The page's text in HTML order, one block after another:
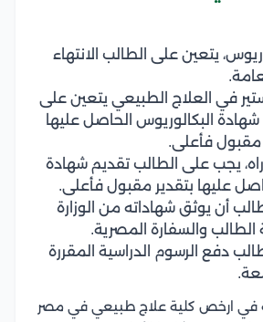
يتعين على الطالب الانتهاء
في العلاج الطبيعي يتعين على
شهادة البكالوريوس الحاصل عليها
فأعلى.
يجب على الطالب تقديم شهادة
عليها بتقدير مقبول فأعلى.
أن يوثق شهاداته من الوزارة
الطالب والسفارة المصرية.
دفع الرسوم الدراسية المقررة
في ارخص كلية علاج طبيعي في مصر